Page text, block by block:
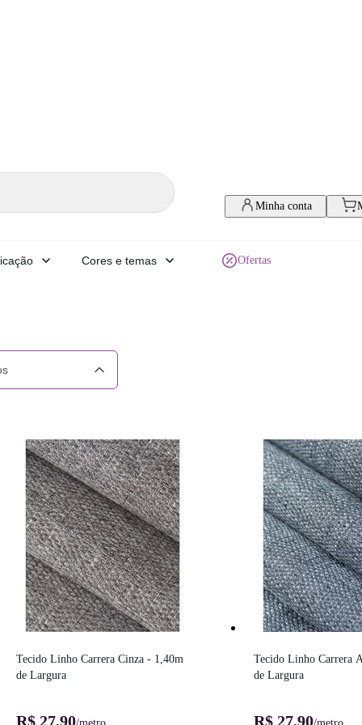
Minha conta
Cores e temas Ofertas
Tecido Linho Carrera Cinza - 1,40m
de Largura
R$ 27,90
Tecido Linho Carrera
de Largura
R$ 27,90